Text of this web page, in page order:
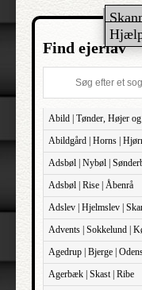
Find ejerlav
Abild | Tønder, Højer
Abildgård | Horns |
Adsbøl | Nybøl |
Adsbøl | Rise | Åbenrå
Adslev | Hjelmslev |
Advents | Sokkelund |
Agedrup | Bjerge |
Agerbæk | Skast | Ribe